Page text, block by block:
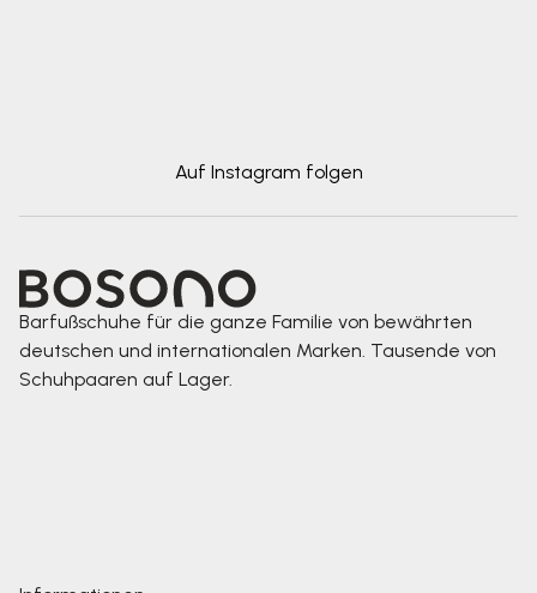
Auf Instagram folgen
Barfußschuhe für die ganze Familie von bewährten
deutschen und internationalen Marken. Tausende von
Schuhpaaren auf Lager.